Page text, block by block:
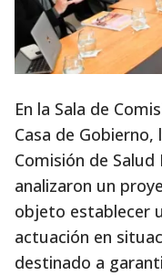
En la Sala de
Casa de
Comisión de
analizaron un
objeto establecer
actuación en
destinado a